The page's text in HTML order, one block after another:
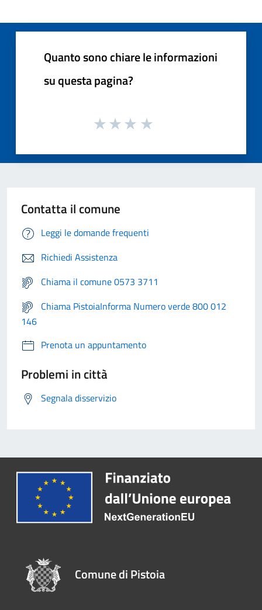
Quanto sono chiare le informazioni
su questa pagina?
Contatta il comune
Leggi le domande frequenti
Richiedi Assistenza
Chiama il comune 0573 3711
Chiama PistoiaInforma Numero verde 800 012
146
Prenota un appuntamento
Problemi in città
Segnala disservizio
Comune di Pistoia